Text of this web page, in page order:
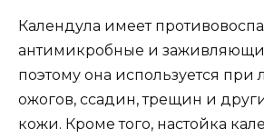
Календула имеет
антимикробные и
поэтому она используется при
ожогов, ссадин, трещин и
кожи. Кроме того, настойка